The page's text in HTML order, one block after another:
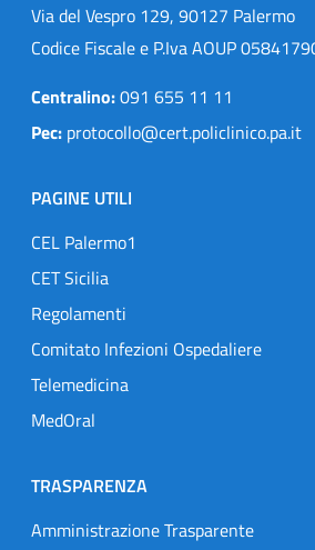
Via del Vespro 129, 90127 Palermo
Codice Fiscale e P.Iva AOUP
Centralino:091 655 11 11
Pec: protocollo@cert.policlinico.pa.it
PAGINE UTILI
CEL Palermo1
CET Sicilia
Regolamenti
Comitato Infezioni Ospedaliere
Telemedicina
MedOral
TRASPARENZA
Amministrazione Trasparente